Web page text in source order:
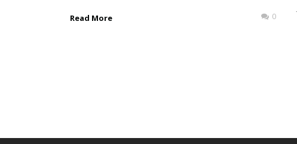
Read More 0